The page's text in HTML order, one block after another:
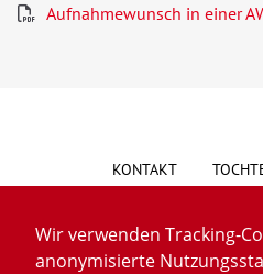
Wir verwenden Tracking-
anonymisierte
Aufnahmewunsch in einer
KONTAKT
HINWEISGEBERSYSTEM